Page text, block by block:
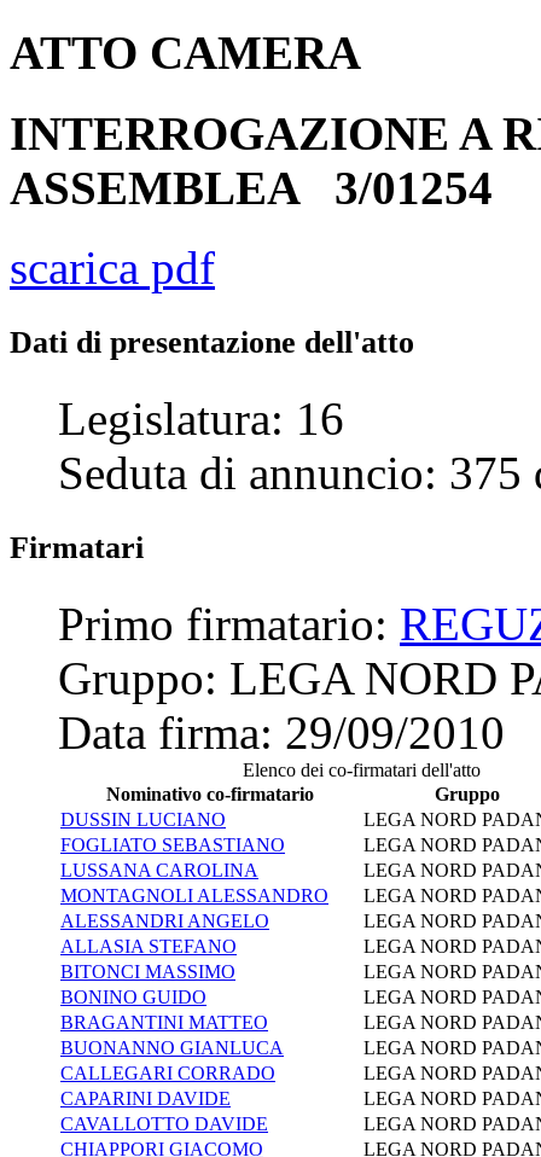
ATTO CAMERA
INTERROGAZIONE A
ASSEMBLEA 3/01254
scarica pdf
Dati di presentazione dell'atto
Legislatura: 16
Seduta di annuncio: 375
Firmatari
Primo firmatario:
Gruppo: LEGA NORD
Data firma: 29/09/2010
Elenco dei co-firmatari dell'atto
Nominativo co-firmatario
Gruppo
DUSSIN LUCIANO
LEGA NORD
FOGLIATO SEBASTIANO
LEGA NORD
LUSSANA CAROLINA
LEGA NORD
MONTAGNOLI ALESSANDRO
LEGA NORD
ALESSANDRI ANGELO
LEGA NORD
ALLASIA STEFANO
LEGA NORD
BITONCI MASSIMO
LEGA NORD
BONINO GUIDO
LEGA NORD
BRAGANTINI MATTEO
LEGA NORD
BUONANNO GIANLUCA
LEGA NORD
CALLEGARI CORRADO
LEGA NORD
CAPARINI DAVIDE
LEGA NORD
CAVALLOTTO DAVIDE
LEGA NORD
CHIAPPORI GIACOMO
LEGA NORD